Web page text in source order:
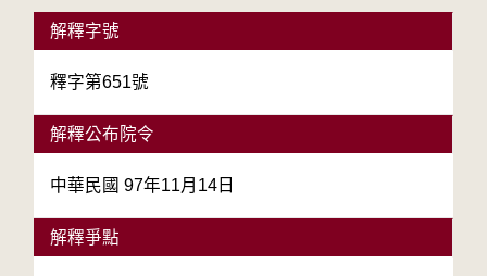
解釋字號
釋字第651號
解釋公布院令
中華民國 97年11月14日
解釋爭點